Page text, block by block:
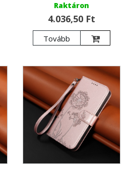
Raktáron
4.036,50 Ft
Tovább